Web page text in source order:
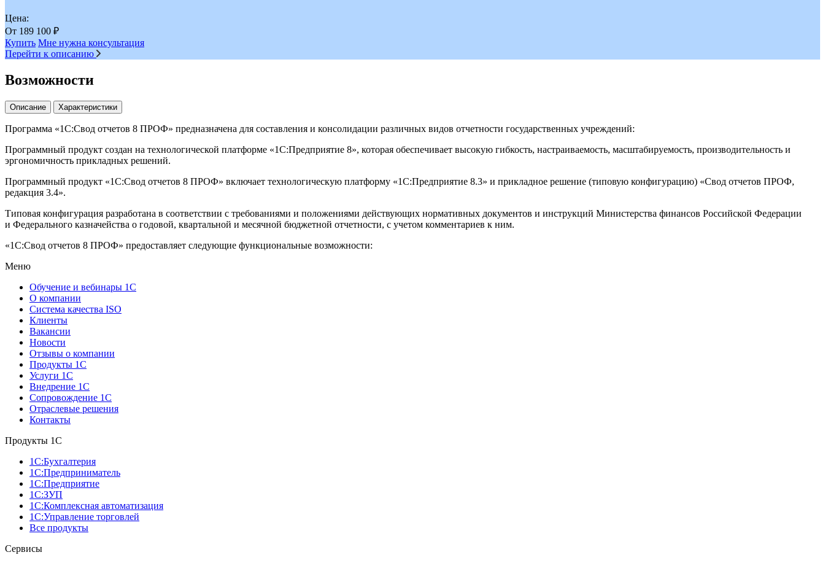
Цена:
От 189 100 ₽
Купить Мне нужна консультация
Перейти к описанию
Возможности
Описание Характеристики
Программа «1С:Свод отчетов 8 ПРОФ» предназначена для составления и консолидации различных видов отчетности государственных учреждений:
Программный продукт создан на технологической платформе «1С:Предприятие 8», которая обеспечивает высокую гибкость, настраиваемость, масштабируемость, производительность и
эргономичность прикладных решений.
Программный продукт «1С:Свод отчетов 8 ПРОФ» включает технологическую платформу «1С:Предприятие 8.3» и прикладное решение (типовую конфигурацию) «Свод отчетов ПРОФ,
редакция 3.4».
Типовая конфигурация разработана в соответствии с требованиями и положениями действующих нормативных документов и инструкций Министерства финансов Российской Федерации
и Федерального казначейства о годовой, квартальной и месячной бюджетной отчетности, с учетом комментариев к ним.
«1С:Свод отчетов 8 ПРОФ» предоставляет следующие функциональные возможности:
Меню
Обучение и вебинары 1С
О компании
Система качества ISO
Клиенты
Вакансии
Новости
Отзывы о компании
Продукты 1С
Услуги 1С
Внедрение 1С
Сопровождение 1С
Отраслевые решения
Контакты
Продукты 1C
1С:Бухгалтерия
1С:Предприниматель
1С:Предприятие
1С:ЗУП
1С:Комплексная автоматизация
1С:Управление торговлей
Все продукты
Сервисы